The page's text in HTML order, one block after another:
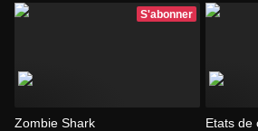
S'abonner
Zombie Shark Etats de